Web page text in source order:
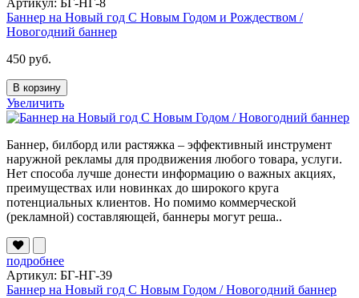
Артикул: БГ-НГ-8
Баннер на Новый год С Новым Годом и Рождеством /
Новогодний баннер
450 руб.
В корзину
Увеличить
Баннер, билборд или растяжка – эффективный инструмент
наружной рекламы для продвижения любого товара, услуги.
Нет способа лучше донести информацию о важных акциях,
преимуществах или новинках до широкого круга
потенциальных клиентов. Но помимо коммерческой
(рекламной) составляющей, баннеры могут реша..
подробнее
Артикул: БГ-НГ-39
Баннер на Новый год С Новым Годом / Новогодний баннер